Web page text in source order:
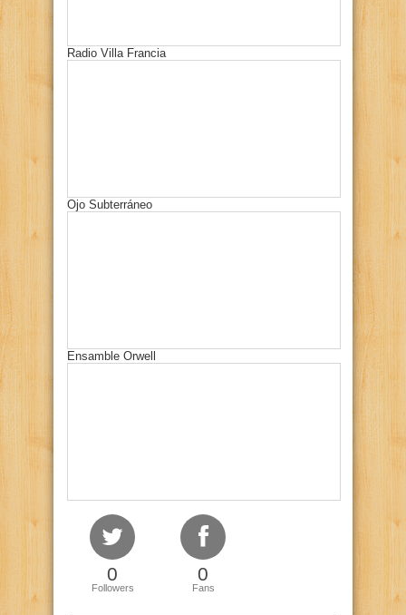
Radio Villa Francia
Ojo Subterráneo
Ensamble Orwell
0
Followers
0
Fans